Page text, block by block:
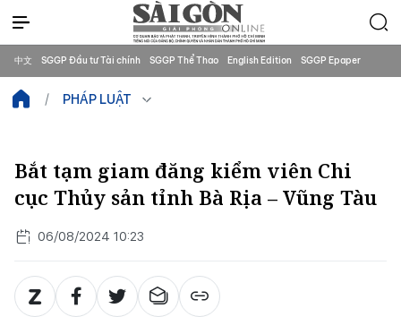
中文 SGGP Đầu tư Tài chính SGGP Thể Thao English Edition SGGP Epaper
PHÁP LUẬT
Bắt tạm giam đăng kiểm viên Chi
cục Thủy sản tỉnh Bà Rịa – Vũng Tàu
06/08/2024 10:23